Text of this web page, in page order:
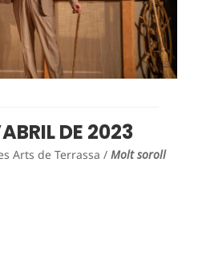
DE 2023
Arts de Terrassa / Molt soroll